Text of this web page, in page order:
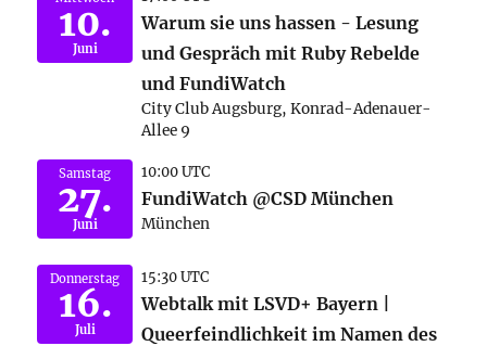
10.
Juni
Warum sie uns hassen - Lesung
und Gespräch mit Ruby Rebelde
und FundiWatch
City Club Augsburg, Konrad-Adenauer-
Allee 9
Samstag
27.
Juni
10:00 UTC
FundiWatch @CSD München
München
Donnerstag
16.
Juli
15:30 UTC
Webtalk mit LSVD+ Bayern |
Queerfeindlichkeit im Namen des